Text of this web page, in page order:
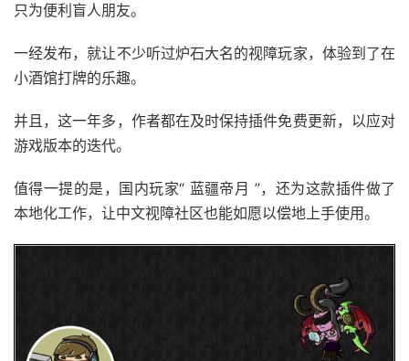
只为便利盲人朋友。
一经发布，就让不少听过炉石大名的视障玩家，体验到了在
小酒馆打牌的乐趣。
并且，这一年多，作者都在及时保持插件免费更新，以应对
游戏版本的迭代。
值得一提的是，国内玩家“ 蓝疆帝月 ”，还为这款插件做了
本地化工作，让中文视障社区也能如愿以偿地上手使用。